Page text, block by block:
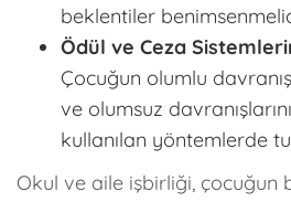
beklentiler
Ödül ve Ceza
Çocuğun olumlu
ve olumsuz
kullanılan yöntemlerde
Okul ve aile işbirliği, çocuğun